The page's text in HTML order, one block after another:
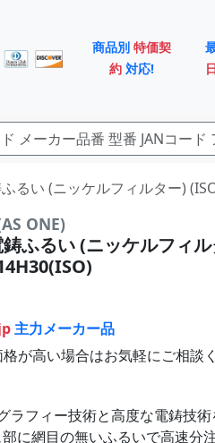
商品別 特価契
約 対応!
るい (ニッケルフィルター)
ONE)
ふるい (ニッケルフィ
主力メーカー品
が高い場合はお気軽にご相談
ラフィー技術と高度な電鋳技術
に網目の無いふるいで高速分